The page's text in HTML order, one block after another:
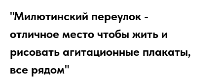
"Милютинский переулок -
отличное место чтобы жить и
рисовать агитационные плакаты,
все рядом"